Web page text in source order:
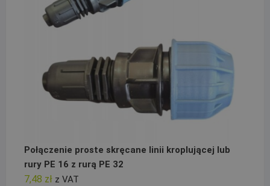
Połączenie proste skręcane linii kroplującej lub
rury PE 16 z rurą PE 32
7,48 zł z VAT